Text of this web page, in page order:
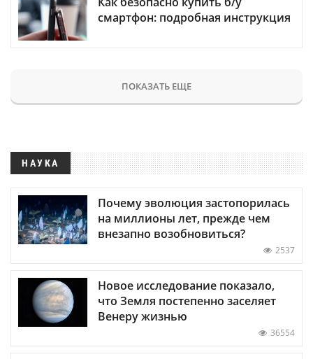
смартфон: подробная инструкция
ПОКАЗАТЬ ЕЩЕ
НАУКА
Почему эволюция застопорилась
на миллионы лет, прежде чем
внезапно возобновиться?
2537
Новое исследование показало,
что Земля постепенно заселяет
Венеру жизнью
36554